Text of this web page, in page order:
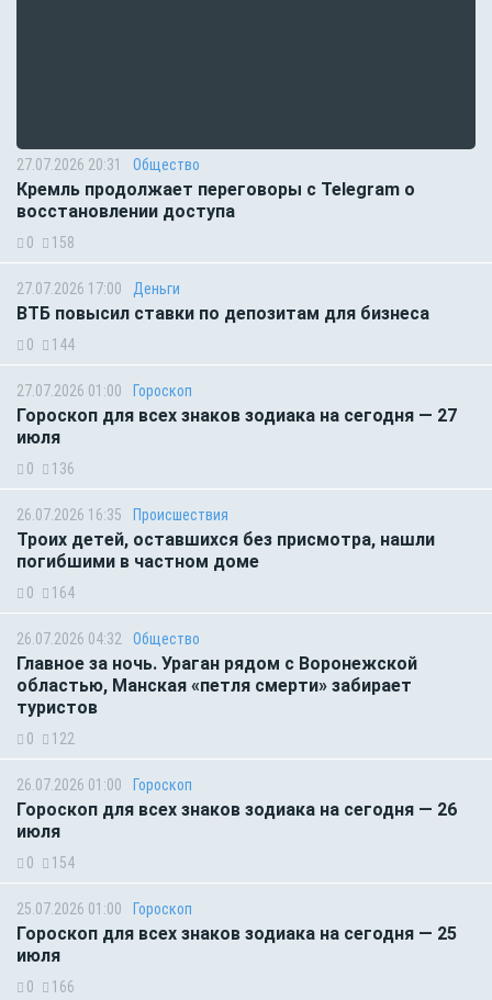
27.07.2026 20:31 Общество
Кремль продолжает переговоры с Telegram о
восстановлении доступа
0 158
27.07.2026 17:00 Деньги
ВТБ повысил ставки по депозитам для бизнеса
0 144
27.07.2026 01:00 Гороскоп
Гороскоп для всех знаков зодиака на сегодня — 27
июля
0 136
26.07.2026 16:35 Происшествия
Троих детей, оставшихся без присмотра, нашли
погибшими в частном доме
0 164
26.07.2026 04:32 Общество
Главное за ночь. Ураган рядом с Воронежской
областью, Манская «петля смерти» забирает
туристов
0 122
26.07.2026 01:00 Гороскоп
Гороскоп для всех знаков зодиака на сегодня — 26
июля
0 154
25.07.2026 01:00 Гороскоп
Гороскоп для всех знаков зодиака на сегодня — 25
июля
0 166